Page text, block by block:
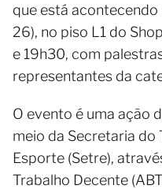
que está
26), no piso L1 do
e 19h30, com
representantes da
O evento é uma ação
meio da Secretaria do
Esporte (Setre),
Trabalho Decente